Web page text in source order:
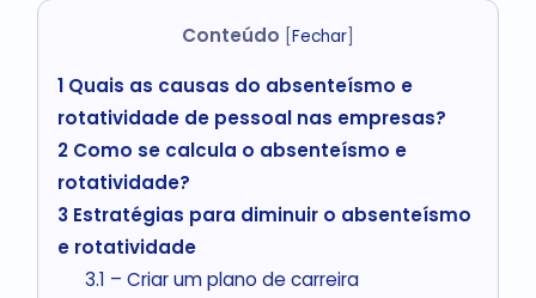
Conteúdo [Fechar]
1Quais as causas do absenteísmo e
rotatividade de pessoal nas empresas?
2Como se calcula o absenteísmo e
rotatividade?
3Estratégias para diminuir o absenteísmo
e rotatividade
3.1 – Criar um plano de carreira